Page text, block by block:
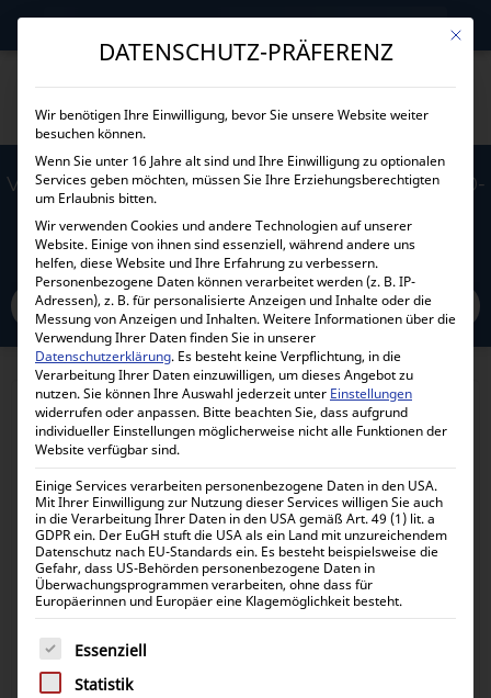
→
VICTRON ENERGY SMARTSOLAR MPPT 250/100-
MC4 VE.CAN SCC125110512
Home Alle Produkte Solarladeregler MPPT Solarregler
Mit Bluetooth
Victron Energy SmartSolar MPPT 250/100-MC4 VE.Can SCC125110512
Victron Energy SmartSolar MPPT
250/100-MC4 VE.Can SCC125110512
Mit
DATENSCHUTZ-PRÄFERENZ
Wir benötigen Ihre Einwilligung, bevor Sie unsere Website weiter
besuchen können.
Wenn Sie unter 16 Jahre alt sind und Ihre Einwilligung zu optionalen
Services geben möchten, müssen Sie Ihre Erziehungsberechtigten
um Erlaubnis bitten.
Wir verwenden Cookies und andere Technologien auf unserer
Website. Einige von ihnen sind essenziell, während andere uns
helfen, diese Website und Ihre Erfahrung zu verbessern.
Personenbezogene Daten können verarbeitet werden (z. B. IP-
Adressen), z. B. für personalisierte Anzeigen und Inhalte oder die
Messung von Anzeigen und Inhalten.Weitere Informationen über die
Verwendung Ihrer Daten finden Sie in unserer
Datenschutzerklärung. Es besteht keine Verpflichtung, in die
Verarbeitung Ihrer Daten einzuwilligen, um dieses Angebot zu
nutzen.Sie können Ihre Auswahl jederzeit unter Einstellungen
widerrufen oder anpassen. Bitte beachten Sie, dass aufgrund
individueller Einstellungen möglicherweise nicht alle Funktionen der
Website verfügbar sind.
Einige Services verarbeiten personenbezogene Daten in den USA.
Mit Ihrer Einwilligung zur Nutzung dieser Services willigen Sie auch
in die Verarbeitung Ihrer Daten in den USA gemäß Art. 49 (1) lit. a
GDPR ein. Der EuGH stuft die USA als ein Land mit unzureichendem
Datenschutz nach EU-Standards ein. Es besteht beispielsweise die
Gefahr, dass US-Behörden personenbezogene Daten in
Überwachungsprogrammen verarbeiten, ohne dass für
Europäerinnen und Europäer eine Klagemöglichkeit besteht.
Es folgt eine Liste der Service-Gruppen, für die eine
Essenziell
Statistik